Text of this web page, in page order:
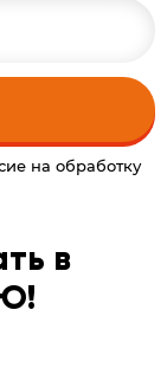
на обработку
в